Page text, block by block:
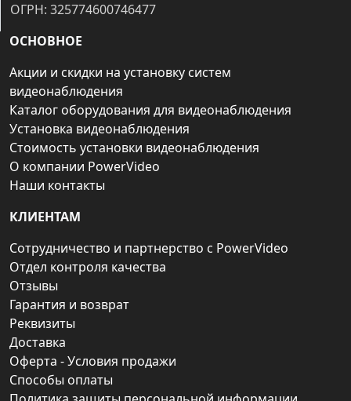
ОГРН: 325774600746477
ОСНОВНОЕ
Акции и скидки на установку систем
видеонаблюдения
Каталог оборудования для видеонаблюдения
Установка видеонаблюдения
Стоимость установки видеонаблюдения
О компании PowerVideo
Наши контакты
КЛИЕНТАМ
Сотрудничество и партнерство с PowerVideo
Отдел контроля качества
Отзывы
Гарантия и возврат
Реквизиты
Доставка
Оферта - Условия продажи
Способы оплаты